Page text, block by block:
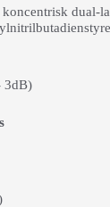
dual-
3dB)